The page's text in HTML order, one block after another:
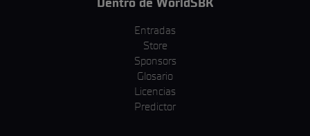
Entradas
Store
Sponsors
Glosario
Licencias
Predictor